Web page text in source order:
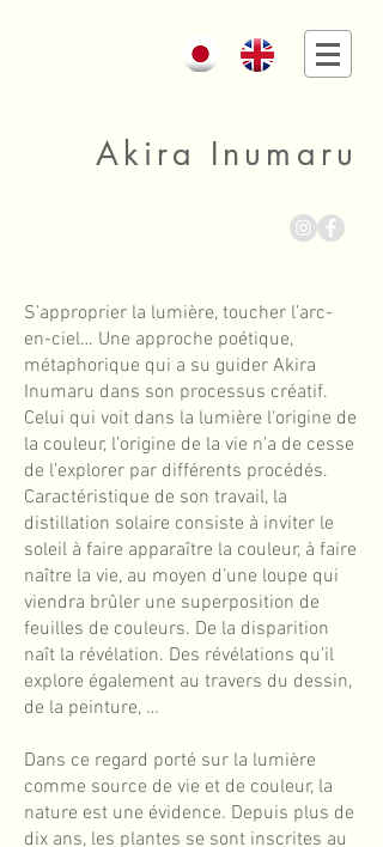
Akira Inumaru
S’approprier la lumière, toucher l’arc-
en-ciel… Une approche poétique,
métaphorique qui a su guider Akira
Inumaru dans son processus créatif.
Celui qui voit dans la lumière l’origine de
la couleur, l’origine de la vie n’a de cesse
de l’explorer par différents procédés.
Caractéristique de son travail, la
distillation solaire consiste à inviter le
soleil à faire apparaître la couleur, à faire
naître la vie, au moyen d’une loupe qui
viendra brûler une superposition de
feuilles de couleurs. De la disparition
naît la révélation. Des révélations qu’il
explore également au travers du dessin,
de la peinture, …
Dans ce regard porté sur la lumière
comme source de vie et de couleur, la
nature est une évidence. Depuis plus de
dix ans, les plantes se sont inscrites au